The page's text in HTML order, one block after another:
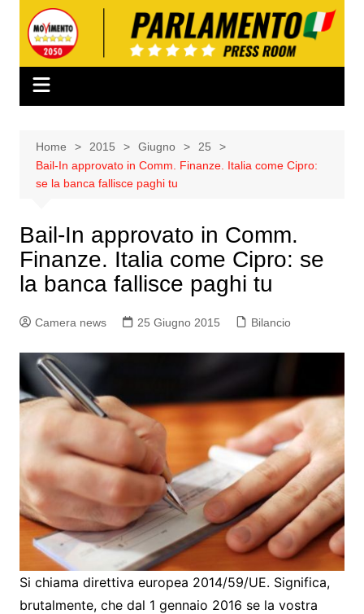
contenuto
Home 2015 Giugno
25
Bail-In approvato in Comm. Finanze. Italia come Cipro:
se la banca fallisce paghi tu
Bail-In approvato in Comm.
Finanze. Italia come Cipro: se
la banca fallisce paghi tu
Camera news 25 Giugno 2015 Bilancio
Si chiama direttiva europea 2014/59/UE. Significa,
brutalmente, che dal 1 gennaio 2016 se la vostra